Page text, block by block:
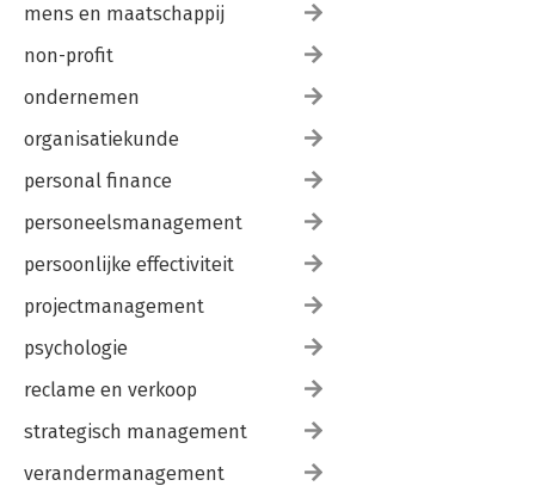
mens en maatschappij
non-profit
ondernemen
organisatiekunde
personal finance
personeelsmanagement
persoonlijke effectiviteit
projectmanagement
psychologie
reclame en verkoop
strategisch management
verandermanagement